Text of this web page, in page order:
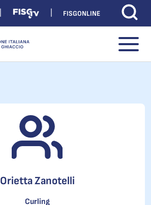
FISGONLINE
Orietta Zanotelli
Curling